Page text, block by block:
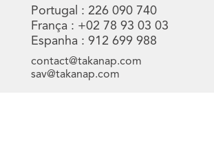
Portugal : 226 090 740
França : +02 78 93 03 03
Espanha : 912 699 988
contact@takanap.com
sav@takanap.com